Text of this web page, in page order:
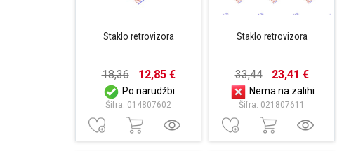
Staklo retrovizora
18,36 12,85 €
Po narudžbi
Šifra: 014807602
Staklo retrovizora
33,44 23,41 €
Nema na zalihi
Šifra: 021807611